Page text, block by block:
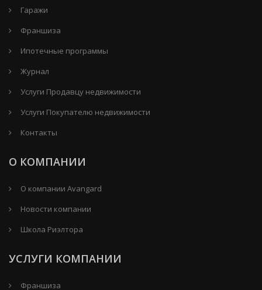
Гаражи
Франшиза
Ипотечные программы
Журнал
Услуги Продавцу недвижимости
Услуги Покупателю недвижимости
Контакты
О КОМПАНИИ
О компании Avangard
Новости компании
Школа Риэлтора
УСЛУГИ КОМПАНИИ
Франшиза